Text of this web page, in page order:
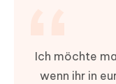
Ich möchte
wenn ihr in